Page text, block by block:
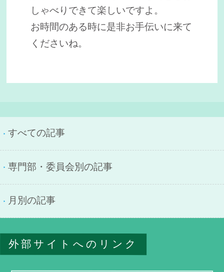
すべての記事
専門部・委員会別の記事
月別の記事
しゃべりできて楽しいですよ。
お時間のある時に是非お手伝いに来て
くださいね。
外部サイトへのリンク